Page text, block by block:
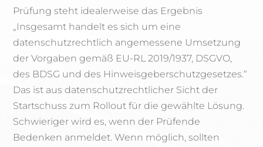
Prüfung steht idealerweise das Ergebnis
„Insgesamt handelt es sich um eine
datenschutzrechtlich angemessene Umsetzung
der Vorgaben gemäß EU-RL 2019/1937, DSGVO,
des BDSG und des Hinweisgeberschutzgesetzes.“
Das ist aus datenschutzrechtlicher Sicht der
Startschuss zum Rollout für die gewählte Lösung.
Schwieriger wird es, wenn der Prüfende
Bedenken anmeldet. Wenn möglich, sollten